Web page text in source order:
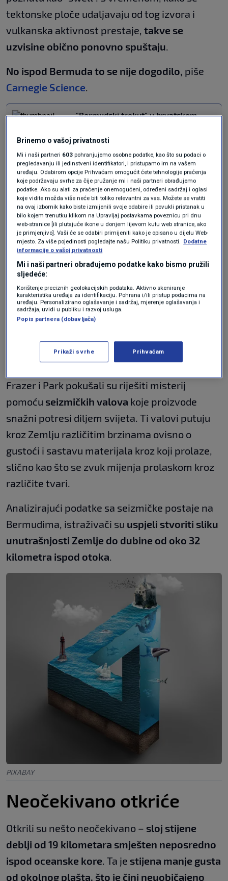
tektonske ploče udaljavaju od tog izvora i
vulkanska aktivnost prestaje, takve se
uzvisine obično ponovno spuštaju.
No ispod Bermuda to se nije dogodilo, piše
Carnegie Science.
"Bermudski trokut" u hrvatskom
misterijem našega mora
LIFESTYLE|28. velj.
Do rješenja pomoću
seizmičkih valova
Posljednja vulkanska erupcija na Bermudima
dogodila se prije više od 30 milijuna godina, a
danas nema dokaza o aktivnom uzdizanju
materijala iz plašta ispod otoka. Ipak, Bermudi
se i dalje nalaze na velikoj uzvisini,oko 500
metara iznad okolnog oceanskog dna
je moguće da se ta uzvisina održala bez
vidljivog izvora topline ili potiska iz dubine
Frazer i Park pokušali su riješiti misterij
pomoću seizmičkih valova koje proizvode
snažni potresi diljem svijeta. Ti valovi putuju
kroz Zemlju različitim brzinama ovisno o
gustoći i sastavu materijala kroz koji prolaze,
slično kao što se zvuk mijenja prolaskom kroz
različite tvari.
Analizirajući podatke sa seizmičke postaje na
Bermudima, istraživači su uspjeli stvoriti sliku
unutrašnjosti Zemlje do dubine od oko 32
kilometra ispod otoka.
PIXABAY
Neočekivano otkriće
Otkrili su nešto neočekivano – sloj stijene
deblji od 19 kilometara smješten neposredno
ispod oceanske kore. Ta je stijena manje gusta
od okolnog plašta, što je čini neuobičajeno
Brinemo o vašoj privatnosti
Mi i naši partneri 603 pohranjujemo osobne podatke, kao što su podaci o
pregledavanju ili jedinstveni identifikatori, i pristupamo im na vašem
uređaju. Odabirom opcije Prihvaćam omogućit ćete tehnologije praćenja
koje podržavaju svrhe za čije pružanje mi i naši partneri obrađujemo
podatke. Ako su alati za praćenje onemogućeni, određeni sadržaj i oglasi
koje vidite možda više neće biti toliko relevantni za vas. Možete se vratiti
na ovaj izbornik kako biste izmijenili svoje odabire ili povukli pristanak u
bilo kojem trenutku klikom na Upravljaj postavkama poveznicu pri dnu
web-stranice [ili plutajuće ikone u donjem lijevom kutu web stranice, ako
je primjenjivo]. Vaši će se odabiri primijeniti kako je opisano u dijelu Web-
mjesto. Za više pojedinosti pogledajte našu Politiku privatnosti. Dodatne
informacije o vašoj privatnosti
Mi i naši partneri obrađujemo podatke kako bismo pružili
sljedeće:
Korištenje preciznih geolokacijskih podataka. Aktivno skeniranje
karakteristika uređaja za identifikaciju. Pohrana i/ili pristup podacima na
uređaju. Personalizirano oglašavanje i sadržaj, mjerenje oglašavanja i
sadržaja, uvidi u publiku i razvoj usluga.
Popis partnera (dobavljača)
Prikaži svrhe Prihvaćam